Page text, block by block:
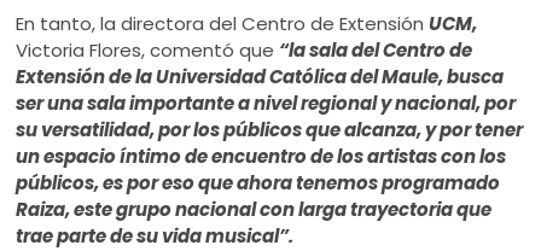
En tanto, la directora del Centro de ExtensiónUCM,
Victoria Flores, comentó que “la sala del Centro de
Extensión de la Universidad Católica del Maule, busca
ser una sala importante a nivel regional y nacional, por
su versatilidad, por los públicos que alcanza, y por tener
un espacio íntimo de encuentro de los artistas con los
públicos, es por eso que ahora tenemos programado
Raiza, este grupo nacional con larga trayectoria que
trae parte de su vida musical”.